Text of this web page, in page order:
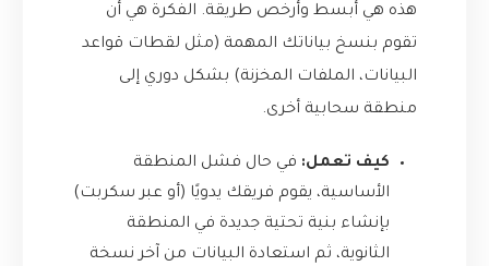
هذه هي أبسط وأرخص طريقة. الفكرة هي أن
تقوم بنسخ بياناتك المهمة (مثل لقطات قواعد
البيانات، الملفات المخزنة) بشكل دوري إلى
منطقة سحابية أخرى.
كيف تعمل: في حال فشل المنطقة
الأساسية، يقوم فريقك يدويًا (أو عبر سكربت)
بإنشاء بنية تحتية جديدة في المنطقة
الثانوية، ثم استعادة البيانات من آخر نسخة